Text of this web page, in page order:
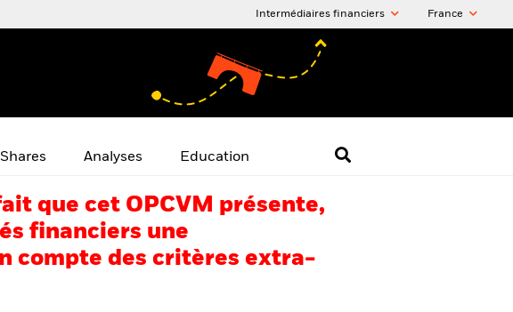
Intermédiaires financiers France
Analyses Education
que cet OPCVM présente,
financiers une
compte des critères extra-